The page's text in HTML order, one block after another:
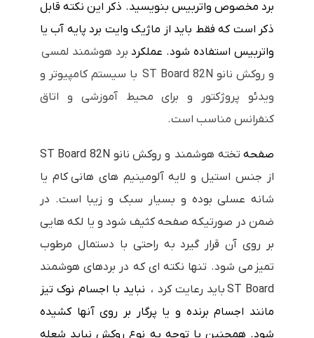
برد مخصوص واتربیس بنویسید. ذکر این نکته قابل
ذکر است که فقط باید از ماژیک وایت برد پایه آب یا
واتربیس استفاده شود. عملکرد برد هوشمند لمسی
و روکش نانو ST Board 82N با سیستم کامپیوتر و
ویدئو پروژکتور و برای محیط آموزشی و اتاق
کنفرانس مناسب است.
صفحه تخته هوشمند و روکش نانو ST Board 82N
از جنس استیل و لایه آلومینیم های هانی کام یا
شانه عسلی بوده و بسیار سبک و زیبا است. در
ضمن در صورتیکه صفحه کثیف شود و یا لکه هایی
بر روی آن قرار گیرد به راحتی با دستمال مرطوب
تمیز می شود. تنها نکته ای که در بردهای هوشمند
ST Board باید رعایت کرد ،
نباید با اجسام نوک تیز
مانند اجسام برنده و یا پرگار بر روی آنها کشیده
شود. همچنین با توجه به نوع روکش نباید شعله